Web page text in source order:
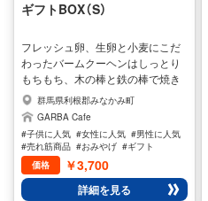
ギフトBOX（S）
フレッシュ卵、生卵と小麦にこだ
わったバームクーヘンはしっとり
もちもち、木の棒と鉄の棒で焼き
方を変え、全て手焼きのバームク
ーヘンは少量消費で生産しており
ますので、売り切れの場合がござ
います。 この商品は当店の自慢の
2品です。 バオバブ、ブナ、菓子
博覧会でも賞を頂き、高い評価を
得ている商品となっております。
群馬県利根郡みなかみ町
GARBA Cafe
#子供に人気 #女性に人気 #男性に人気
#売れ筋商品 #おみやげ #ギフト
価格
￥3,700
詳細を見る